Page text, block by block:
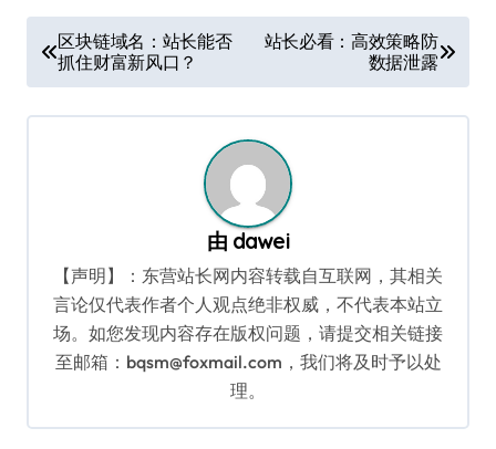
章
导
区块链域名：站长能否
抓住财富新风口？
站长必看：高效策略防
数据泄露
由 dawei
【声明】：东营站长网内容转载自互联网，其相关
言论仅代表作者个人观点绝非权威，不代表本站立
场。如您发现内容存在版权问题，请提交相关链接
至邮箱：bqsm@foxmail.com，我们将及时予以处
理。